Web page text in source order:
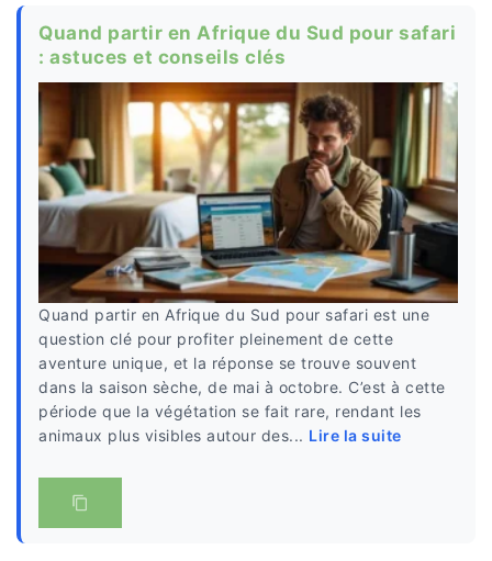
Quand partir en Afrique du Sud pour safari
: astuces et conseils clés
Quand partir en Afrique du Sud pour safari est une
question clé pour profiter pleinement de cette
aventure unique, et la réponse se trouve souvent
dans la saison sèche, de mai à octobre. C’est à cette
période que la végétation se fait rare, rendant les
animaux plus visibles autour des... Lire la suite